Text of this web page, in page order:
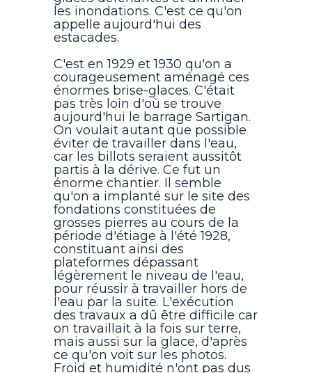
les inondations. C'est ce qu'on
appelle aujourd'hui des
estacades.
C'est en 1929 et 1930 qu'on a
courageusement aménagé ces
énormes brise-glaces. C'était
pas très loin d'où se trouve
aujourd'hui le barrage Sartigan.
On voulait autant que possible
éviter de travailler dans l'eau,
car les billots seraient aussitôt
partis à la dérive. Ce fut un
énorme chantier. Il semble
qu'on a implanté sur le site des
fondations constituées de
grosses pierres au cours de la
période d'étiage à l'été 1928,
constituant ainsi des
plateformes dépassant
légèrement le niveau de l'eau,
pour réussir à travailler hors de
l'eau par la suite. L'exécution
des travaux a dû être difficile car
on travaillait à la fois sur terre,
mais aussi sur la glace, d'après
ce qu'on voit sur les photos.
Froid et humidité n'ont pas dus